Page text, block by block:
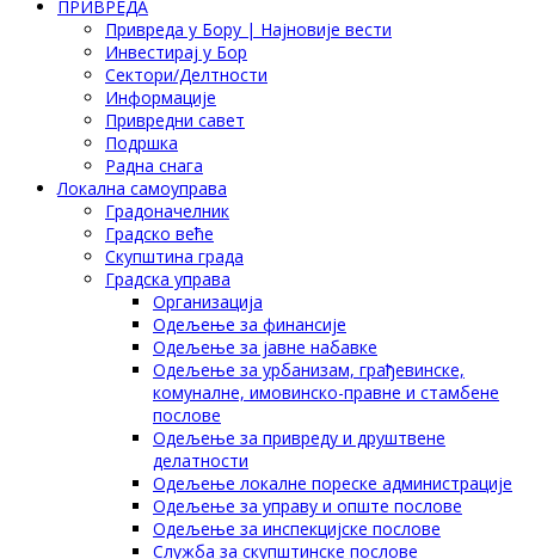
ПРИВРЕДА
Привреда у Бору | Најновије вести
Инвестирај у Бор
Сектори/Делтности
Информације
Привредни савет
Подршка
Радна снага
Локална самоуправа
Градоначелник
Градско веће
Скупштина града
Градска управа
Организација
Одељење за финансије
Одељење за јавне набавке
Одељење за урбанизам, грађевинске,
комуналне, имовинско-правне и стамбене
послове
Одељење за привреду и друштвене
делатности
Одељење локалне пореске администрације
Одељење за управу и опште послове
Одељење за инспекцијске послове
Служба за скупштинске послове